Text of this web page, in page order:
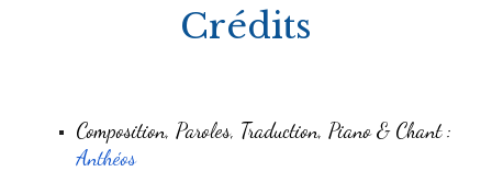
Crédits
Composition, Paroles, Traduction, Piano & Chant:
Anthéos